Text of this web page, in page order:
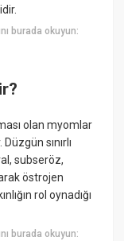
burada okuyun:
olan myomlar
sınırlı
subseröz,
östrojen
rol oynadığı
burada okuyun: